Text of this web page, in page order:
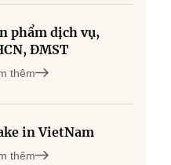
phẩm dịch vụ,
ĐMST
thêm
in VietNam
thêm